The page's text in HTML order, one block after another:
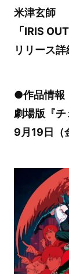
米津玄師
「IRIS OUT
リリース
●作品情報
劇場版『チ
9月19日（